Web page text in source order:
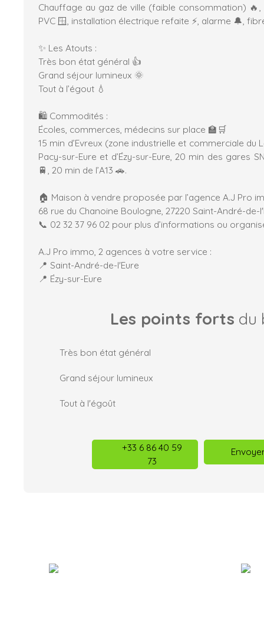
Chauffage au gaz de ville (faible consommation)
PVC 🪟, installation électrique refaite ⚡, alarme 🔔,
✨ Les Atouts :
Très bon état général 👍
Grand séjour lumineux 🌞
Tout à l’égout 💧
🛍️ Commodités :
Écoles, commerces, médecins sur place 🏫🛒
15 min d’Evreux (zone industrielle et commerciale du
Pacy-sur-Eure et d’Ézy-sur-Eure, 20 min des gares
🚆, 20 min de l’A13 🚗.
🏠 Maison à vendre proposée par l’agence A.J Pro
68 rue du Chanoine Boulogne, 27220 Saint-André-de-
📞 02 32 37 96 02 pour plus d’informations ou
A.J Pro immo, 2 agences à votre service :
📍 Saint-André-de-l'Eure
📍 Ézy-sur-Eure
Les points forts du
Très bon état général
Grand séjour lumineux
Tout à l'égoût
+33 6 86 40 59
73